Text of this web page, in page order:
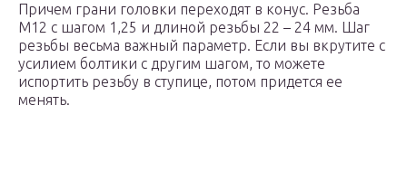
Причем грани головки переходят в конус. Резьба
М12 с шагом 1,25 и длиной резьбы 22 – 24 мм. Шаг
резьбы весьма важный параметр. Если вы вкрутите с
усилием болтики с другим шагом, то можете
испортить резьбу в ступице, потом придется ее
менять.